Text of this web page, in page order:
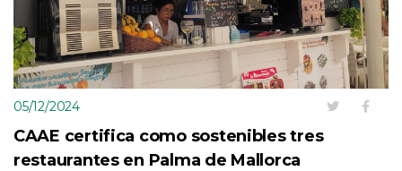
05/12/2024
CAAE certifica como sostenibles tres
restaurantes en Palma de Mallorca